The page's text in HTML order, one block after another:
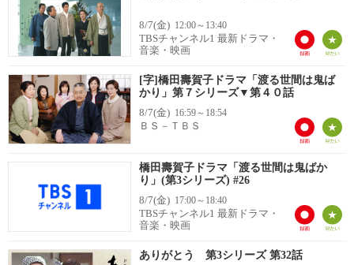
8/7(金) 12:00～13:40
TBSチャンネル1 最新ドラマ・
音楽・映画
[字]橋田壽賀子ドラマ「渡る世間は鬼ば
かり」第７シリーズ▼第４０話
8/7(金) 16:59～18:54
ＢＳ－ＴＢＳ
橋田壽賀子ドラマ「渡る世間は鬼ばか
り」(第3シリーズ) #26
8/7(金) 17:00～18:40
TBSチャンネル1 最新ドラマ・
音楽・映画
ありがとう 第3シリーズ 第32話